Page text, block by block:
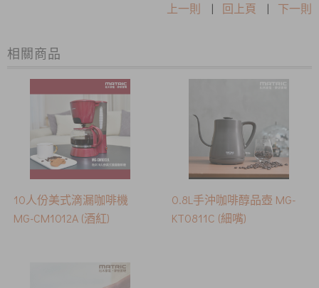
上一則 | 回上頁 | 下一則
相關商品
10人份美式滴漏咖啡機
MG-CM1012A (酒紅)
0.8L手沖咖啡醇品壺 MG-
KT0811C (細嘴)